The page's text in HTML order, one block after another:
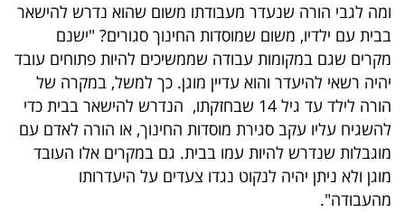
ומה לגבי הורה שנעדר מעבודתו משום שהוא נדרש להישאר
בבית עם ילדיו, משום שמוסדות החינוך סגורים? "ישנם
מקרים שגם במקומות עבודה שממשיכים להיות פתוחים עובד
יהיה רשאי להיעדר והוא עדיין מוגן. כך למשל, במקרה של
הורה לילד עד גיל 14 שבחזקתו, הנדרש להישאר בבית כדי
להשגיח עליו עקב סגירת מוסדות החינוך, או הורה לאדם עם
מוגבלות שנדרש להיות עמו בבית. גם במקרים אלו העובד
מוגן ולא ניתן יהיה לנקוט נגדו צעדים על היעדרותו
מהעבודה".